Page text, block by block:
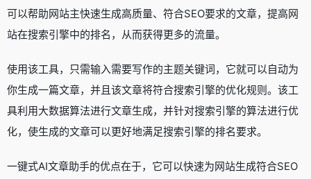
可以帮助网站主快速生成高质量、符合SEO要求的文章，提高网
站在搜索引擎中的排名，从而获得更多的流量。
使用该工具，只需输入需要写作的主题关键词，它就可以自动为
你生成一篇文章，并且该文章将符合搜索引擎的优化规则。该工
具利用大数据算法进行文章生成，并针对搜索引擎的算法进行优
化，使生成的文章可以更好地满足搜索引擎的排名要求。
一键式AI文章助手的优点在于，它可以快速为网站生成符合SEO